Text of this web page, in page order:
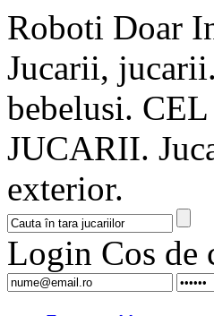
Roboti Doar
Jucarii,
bebelusi.
JUCARII.
exterior.
Login Cos de